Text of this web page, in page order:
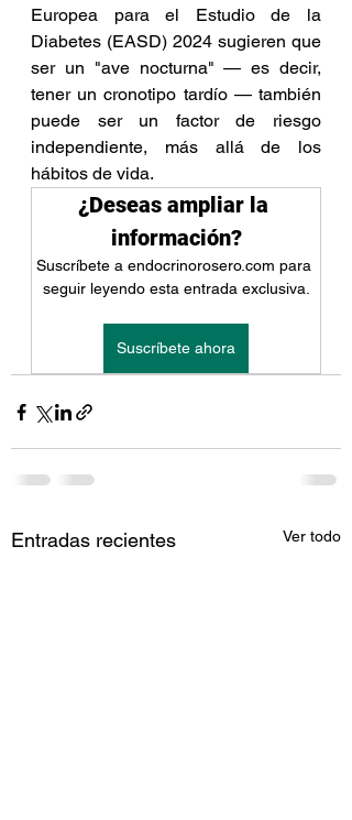
Europea para el Estudio de la
Diabetes (EASD) 2024 sugieren que
ser un "ave nocturna" — es decir,
tener un cronotipo tardío — también
puede ser un factor de riesgo
independiente, más allá de los
hábitos de vida.
¿Deseas ampliar la
información?
Suscríbete a endocrinorosero.com para
seguir leyendo esta entrada exclusiva.
Suscríbete ahora
Entradas recientes Ver todo